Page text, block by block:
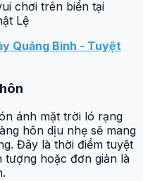
chơi trên biển tại
Lệ
Quảng Bình - Tuyệt
ánh mặt trời ló rạng
hôn dịu nhẹ sẽ mang
Đây là thời điểm tuyệt
tượng hoặc đơn giản là